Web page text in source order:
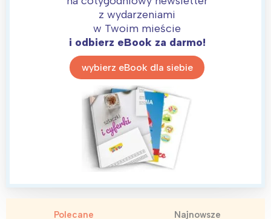
z wydarzeniami
w Twoim mieście
i odbierz eBook za darmo!
wybierz eBook dla siebie
Polecane Najnowsze